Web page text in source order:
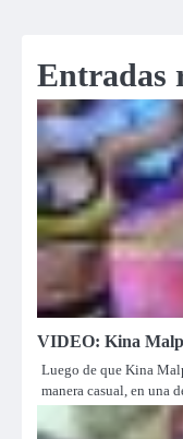
Entradas
VIDEO: Kina
Luego de que Kina
manera casual, en una